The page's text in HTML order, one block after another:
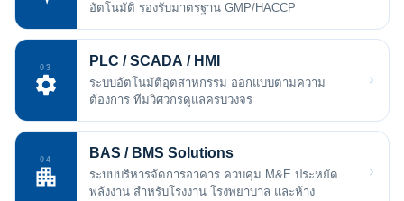
อัตโนมัติ รองรับมาตรฐาน GMP/HACCP
03 PLC / SCADA / HMI
ระบบอัตโนมัติอุตสาหกรรม ออกแบบตามความ
ต้องการ ทีมวิศวกรดูแลครบวงจร
04 BAS / BMS Solutions
ระบบบริหารจัดการอาคาร ควบคุม M&E ประหยัด
พลังงาน สำหรับโรงงาน โรงพยาบาล และห้าง